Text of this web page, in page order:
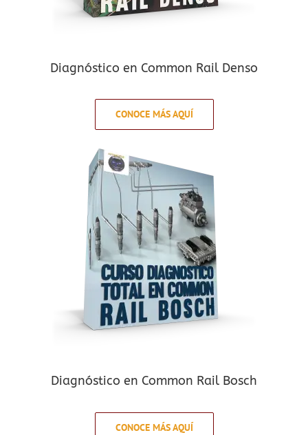
Diagnóstico en Common Rail Denso
CONOCE MÁS AQUÍ
Diagnóstico en Common Rail Bosch
CONOCE MÁS AQUÍ